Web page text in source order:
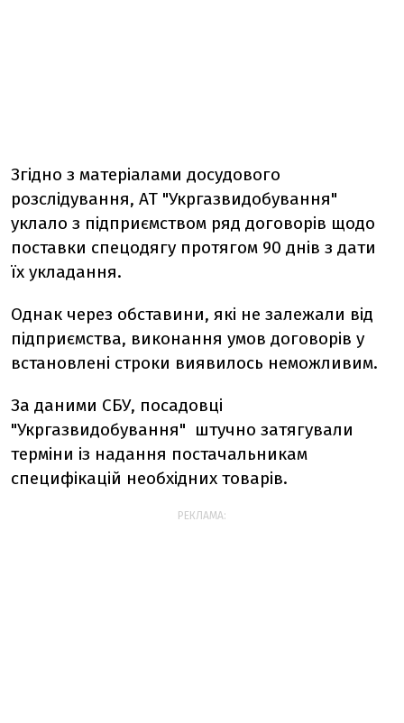
Згідно з матеріалами досудового
розслідування, АТ "Укргазвидобування"
уклало з підприємством ряд договорів щодо
поставки спецодягу протягом 90 днів з дати
їх укладання.
Однак через обставини, які не залежали від
підприємства, виконання умов договорів у
встановлені строки виявилось неможливим.
За даними СБУ, посадовці
"Укргазвидобування" штучно затягували
терміни із надання постачальникам
специфікацій необхідних товарів.
РЕКЛАМА: